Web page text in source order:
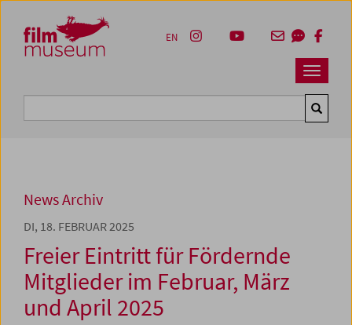
Zum Inhalt
Zum Hauptmenü
Zur Servicenavigation
Zum Suche
Navbar
EN
News Archiv
DI, 18. FEBRUAR 2025
Freier Eintritt für Fördernde
Mitglieder im Februar, März
und April 2025